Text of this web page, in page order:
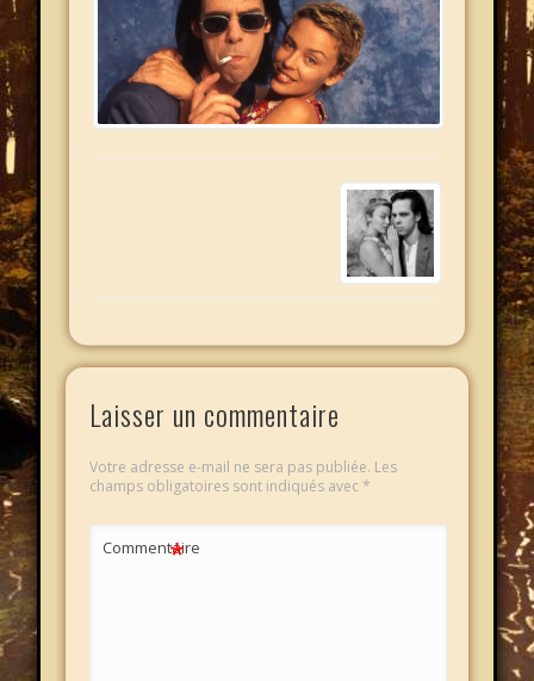
Laisser un commentaire
Votre adresse e-mail ne sera pas publiée. Les
champs obligatoires sont indiqués avec*
Commentaire
*